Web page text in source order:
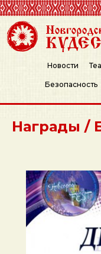
Новости
Безопасность
Награды /